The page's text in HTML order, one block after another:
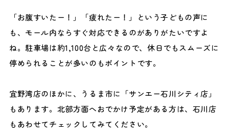
「お腹すいたー！」「疲れたー！」という子どもの声に
も、モール内ならすぐ対応できるのがありがたいですよ
ね。駐車場は約1,100台と広々なので、休日でもスムーズに
停められることが多いのもポイントです。
宜野湾店のほかに、うるま市に「サンエー石川シティ店」
もあります。北部方面へおでかけ予定がある方は、石川店
もあわせてチェックしてみてください。